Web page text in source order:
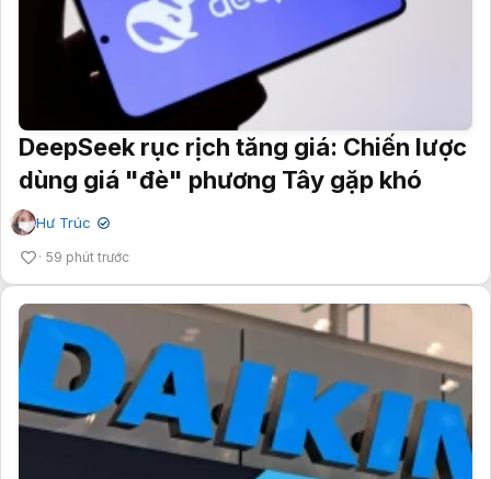
DeepSeek rục rịch tăng giá: Chiến lược
dùng giá "đè" phương Tây gặp khó
Hư Trúc ✔
59 phút trước